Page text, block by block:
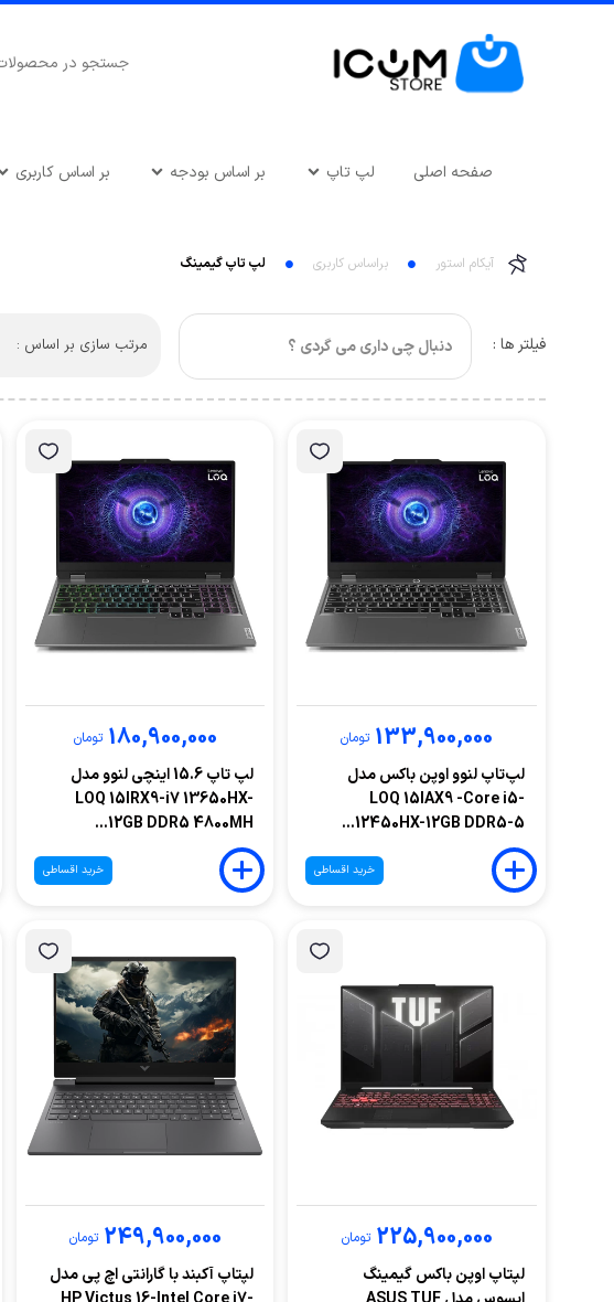
صفحه اصلی لپ تاپ بر اساس بودجه بر اساس کاربری
آیکام استور براساس کاربری لپ تاپ گیمینگ
فیلتر ها : مرتب سازی بر اساس :
133,900,000 تومان
لپ‌تاپ لنوو اوپن باکس مدل
LOQ 15IAX9 -Core i5-
12450HX-12GB DDR5-5...
خرید اقساطی
180,900,000 تومان
لپ تاپ 15.6 اینچی لنوو مدل
LOQ 15IRX9-i7 13650HX-
12GB DDR5 4800MH...
خرید اقساطی
225,900,000 تومان
لپتاپ اوپن باکس گیمینگ
249,900,000 تومان
لپتاپ آکبند با گارانتی اچ پی مدل